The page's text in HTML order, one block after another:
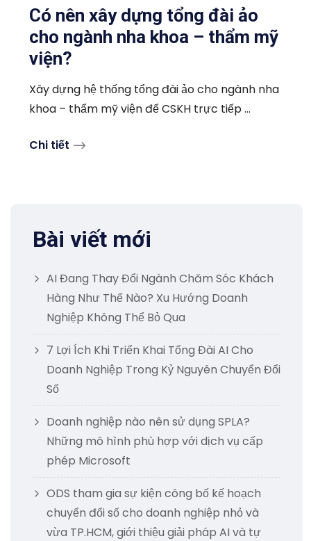
Có nên xây dựng tổng đài ảo
cho ngành nha khoa – thẩm mỹ
viện?
Xây dựng hệ thống tổng đài ảo cho ngành nha
khoa – thẩm mỹ viện để CSKH trực tiếp ...
Chi tiết
Bài viết mới
AI Đang Thay Đổi Ngành Chăm Sóc Khách
Hàng Như Thế Nào? Xu Hướng Doanh
Nghiệp Không Thể Bỏ Qua
7 Lợi Ích Khi Triển Khai Tổng Đài AI Cho
Doanh Nghiệp Trong Kỷ Nguyên Chuyển Đổi
Số
Doanh nghiệp nào nên sử dụng SPLA?
Những mô hình phù hợp với dịch vụ cấp
phép Microsoft
ODS tham gia sự kiện công bố kế hoạch
chuyển đổi số cho doanh nghiệp nhỏ và
vừa TP.HCM, giới thiệu giải pháp AI và tự